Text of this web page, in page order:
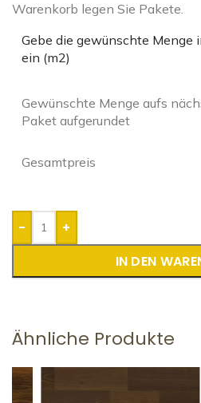
Warenkorb legen Sie Pakete.
Gebe die gewünschte Menge
ein (m2)
Gewünschte Menge aufs
Paket aufgerundet
Gesamtpreis
-
+
IN DEN
Ähnliche Produkte